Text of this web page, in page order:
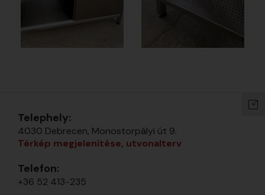
Telephely:
4030 Debrecen, Monostorpályi út 9.
Térkép megjelenítése, utvonalterv
Telefon:
+36 52 413-235